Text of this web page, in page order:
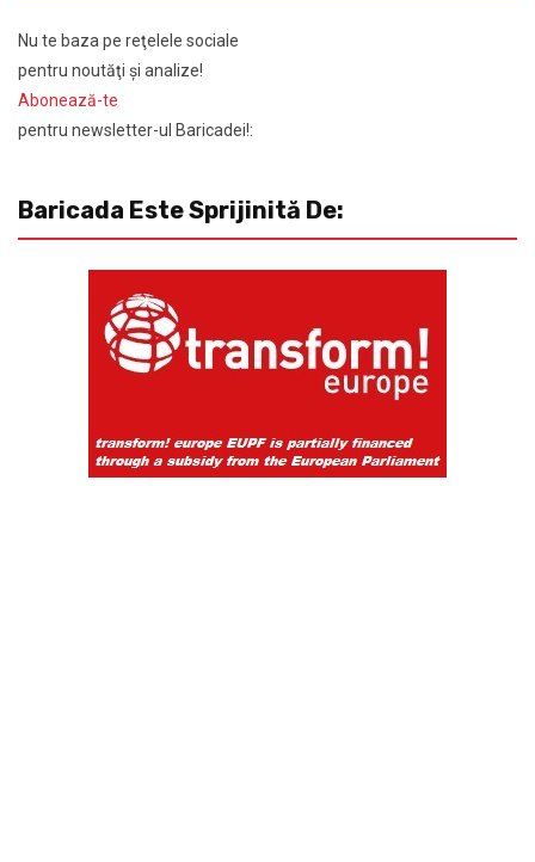
Nu te baza pe reţelele sociale
pentru noutăţi şi analize!
Abonează-te
pentru newsletter-ul Baricadei!:
Baricada Este Sprijinită De: